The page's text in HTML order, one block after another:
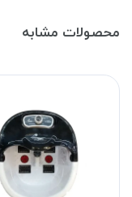
محصولات مشابه